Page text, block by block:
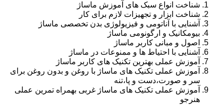
شناخت انواع سبک های آموزش ماساژ
شناخت ابزار و تجهیزات لازم برای کار
آشنایی با آناتومی و فیزیولوژی بدن تخصصی ماساژ
بیومکانیک و ارگونومی ماساژ
اصول و مبانی کاربر ماساژ
آشنایی با احتیاط ها و ممنوعات در ماساژ
آموزش عملی بهترین تکنیک های کاربر ماساژ
آموزش عملی تکنیک های ماساژ با روغن و بدون روغن برای
سر و صورت،دست و پا،تنه
آموزش عملی تکنیک های ماساژ غربی بهمراه تمرین عملی
هنرجو